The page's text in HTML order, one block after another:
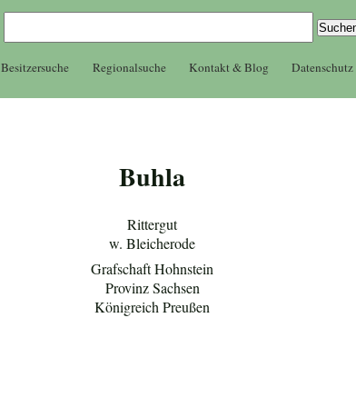
Besitzersuche Regionalsuche Kontakt & Blog Datenschutz
Buhla
Rittergut
w. Bleicherode
Grafschaft Hohnstein
Provinz Sachsen
Königreich Preußen